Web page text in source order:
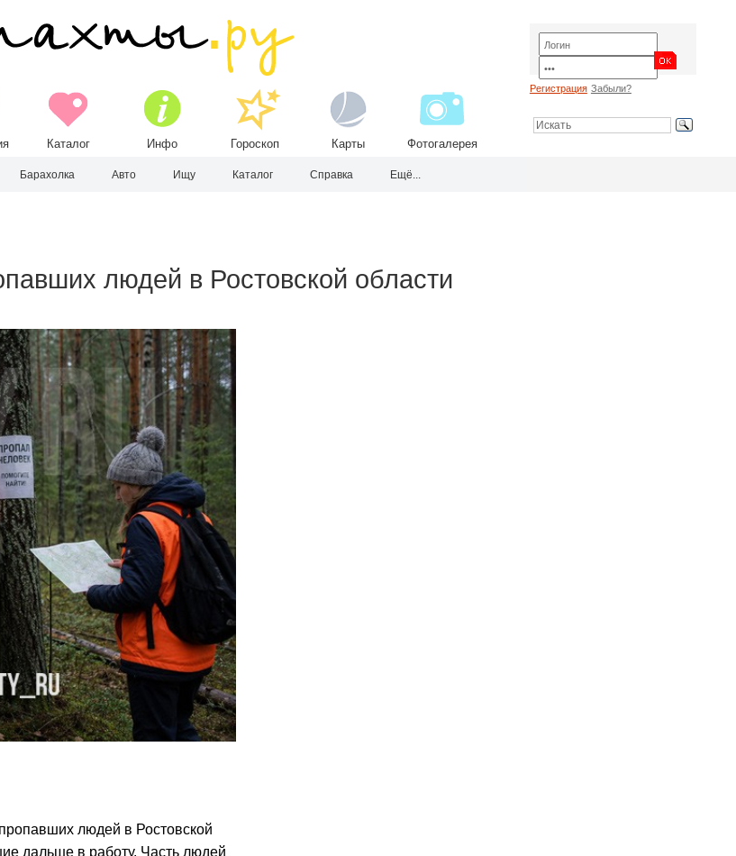
Каталог Инфо Гороскоп Карты Фотогалерея
Регистрация Забыли?
Барахолка Авто Ищу Каталог Справка Ещё...
людей в Ростовской области
людей в Ростовской
дальше в работу. Часть людей